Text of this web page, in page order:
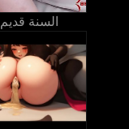
18، السنة قديم